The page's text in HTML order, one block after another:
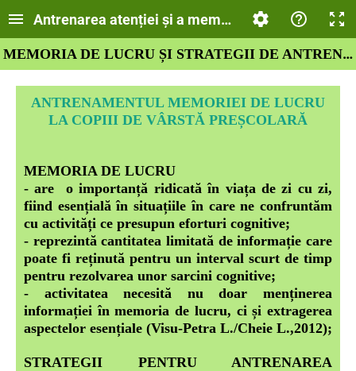
Antrenarea atenției și a memoriei la preșcolari
MEMORIA DE LUCRU ȘI STRATEGII DE ANTRENARE
ANTRENAMENTUL MEMORIEI DE LUCRU
LA COPIII DE VÂRSTĂ PREȘCOLARĂ
MEMORIA DE LUCRU
- are o importanță ridicată în viața de zi cu zi,
fiind esențială în situațiile în care ne confruntăm
cu activități ce presupun eforturi cognitive;
- reprezintă cantitatea limitată de informație care
poate fi reținută pentru un interval scurt de timp
pentru rezolvarea unor sarcini cognitive;
- activitatea necesită nu doar menținerea
informației în memoria de lucru, ci și extragerea
aspectelor esențiale (Visu-Petra L./Cheie L.,2012);
STRATEGII PENTRU ANTRENAREA